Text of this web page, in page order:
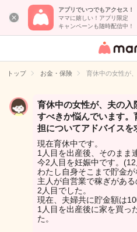
アプリでいつでもアクセス！
ママに嬉しい！アプリ限定
キャンペーンも随時配信中！
女性専用
イト
トップ お金・保険 育休中の女性が
育休中の女性が、夫の
すべきか悩んでいます
担についてアドバイスを
現在育休中です。
1人目を出産後、そのまま
今2人目を妊娠中です。
わたし自身そこまで貯金が
主人が自営業で稼ぎがあ
2人目でした。
現在、夫婦共に貯金額は
1人目を出産後に家を買っ
た。